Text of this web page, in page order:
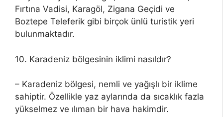
Fırtına Vadisi, Karagöl, Zigana Geçidi ve
Boztepe Teleferik gibi birçok ünlü turistik yeri
bulunmaktadır.
10. Karadeniz bölgesinin iklimi nasıldır?
– Karadeniz bölgesi, nemli ve yağışlı bir iklime
sahiptir. Özellikle yaz aylarında da sıcaklık fazla
yükselmez ve ılıman bir hava hakimdir.